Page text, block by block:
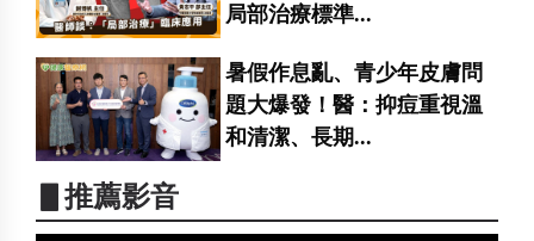
局部治療標準...
暑假作息亂、青少年皮膚問
題大爆發！醫：抑痘重視溫
和清潔、長期...
▋推薦影音